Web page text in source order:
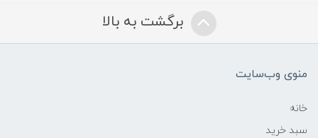
برگشت به بالا
منوی وب‌سایت
خانه
سبد خرید